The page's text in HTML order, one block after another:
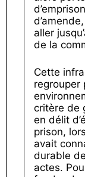
aller
de la
Cette
regrouper
critère de
en délit
prison,
avait
durable
actes.